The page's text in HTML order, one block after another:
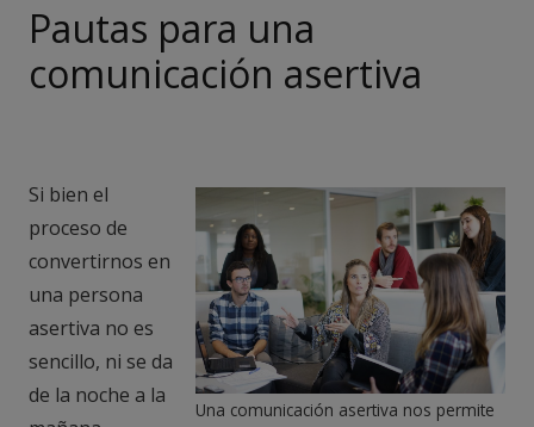
Pautas para una
comunicación asertiva
Una comunicación asertiva nos permite
Si bien el
proceso de
convertirnos en
una persona
asertiva no es
sencillo, ni se da
de la noche a la